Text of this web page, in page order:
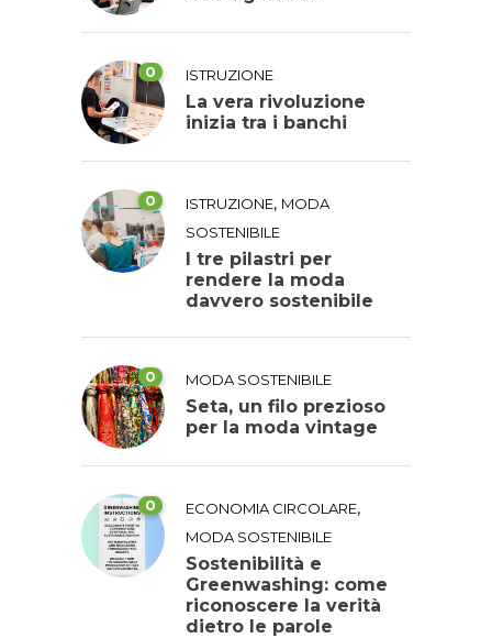
0 ISTRUZIONE
La vera rivoluzione
inizia tra i banchi
0 ISTRUZIONE, MODA
SOSTENIBILE
I tre pilastri per
rendere la moda
davvero sostenibile
0 MODA SOSTENIBILE
Seta, un filo prezioso
per la moda vintage
0 ECONOMIA CIRCOLARE,
MODA SOSTENIBILE
Sostenibilità e
Greenwashing: come
riconoscere la verità
dietro le parole